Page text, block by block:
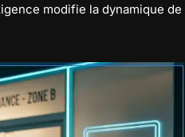
modifie la dynamique de